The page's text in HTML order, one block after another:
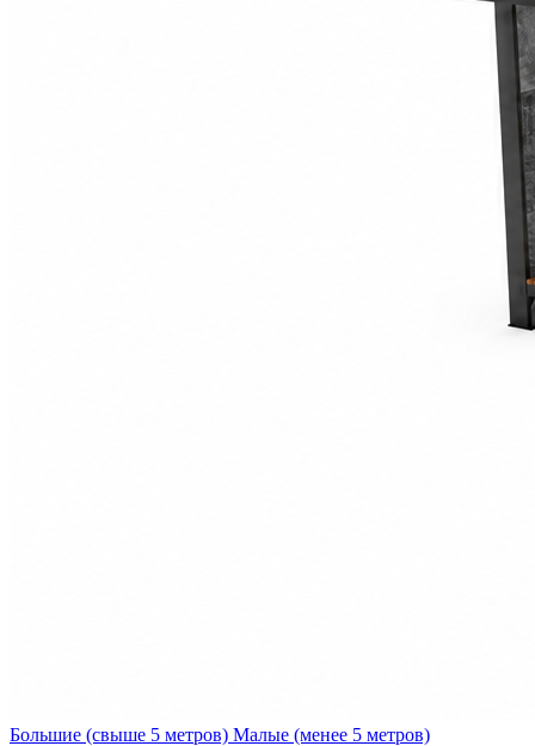
Большие (свыше 5 метров) Малые (менее 5 метров)